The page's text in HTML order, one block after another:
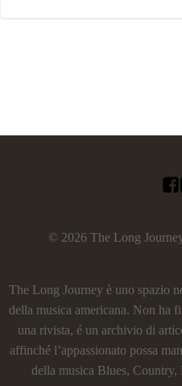
© 2026 The Long
The Long Journey è uno spazio
della musica americana. Non ha
una rivista, é un archivio di
affinché l’appassionato possa
della musica Blues,